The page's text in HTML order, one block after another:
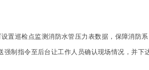
置巡检点监测消防水管压力表数据，保障消防系
制指令至后台让工作人员确认现场情况，并下